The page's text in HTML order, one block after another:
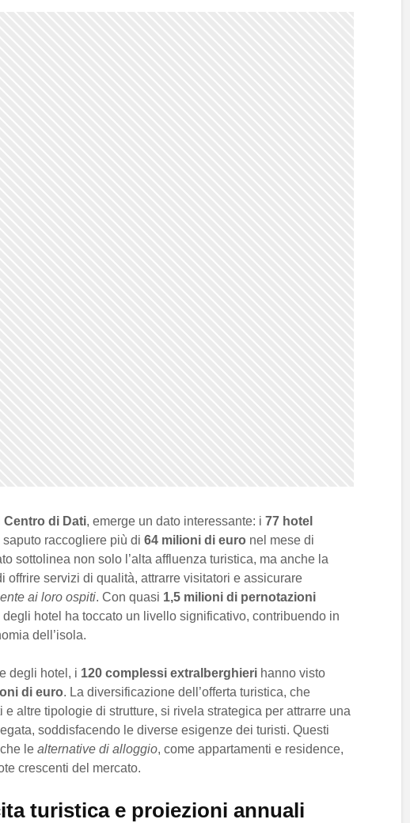
Centro di Dati, emerge un dato interessante: i 77 hotel
raccogliere più di 64 milioni di euro nel mese di
sottolinea non solo l’alta affluenza turistica, ma anche la
offrire servizi di qualità, attrarre visitatori e assicurare
ai loro ospiti. Con quasi 1,5 milioni di pernotazioni
degli hotel ha toccato un livello significativo, contribuendo in
dell’isola.
degli hotel, i 120 complessi extralberghieri hanno visto
di euro. La diversificazione dell’offerta turistica, che
e altre tipologie di strutture, si rivela strategica per attrarre una
soddisfacendo le diverse esigenze dei turisti. Questi
le alternative di alloggio, come appartamenti e residence,
crescenti del mercato.
turistica e proiezioni annuali